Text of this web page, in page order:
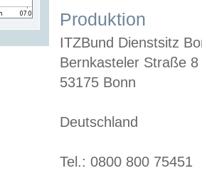
Produktion
ITZBund Dienstsitz
Bernkasteler Straße 8
53175 Bonn
Deutschland
Tel.: 0800 800 75451